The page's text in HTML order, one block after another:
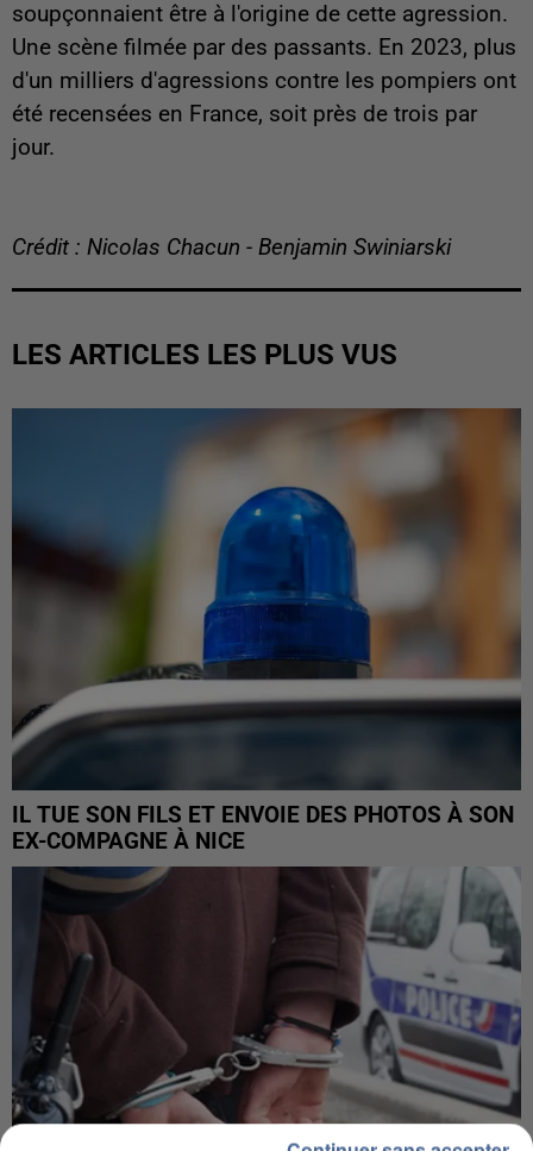
soupçonnaient être à l'origine de cette agression.
Une scène filmée par des passants. En 2023, plus
d'un milliers d'agressions contre les pompiers ont
été recensées en France, soit près de trois par
jour.
Crédit : Nicolas Chacun - Benjamin Swiniarski
LES ARTICLES LES PLUS VUS
IL TUE SON FILS ET ENVOIE DES PHOTOS À SON
EX-COMPAGNE À NICE